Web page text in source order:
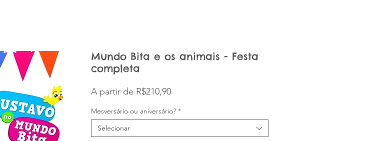
Mundo Bita e os animais - Festa
completa
A partir de R$210,90Preço promocional
Mesversário ou aniversário? *
Selecionar